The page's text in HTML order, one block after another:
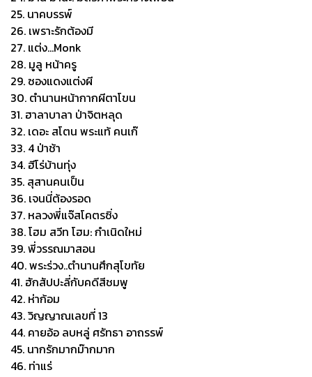
25. นาคบรรพ์
26. เพราะรักต้องมี
27. แต่ง...Monk
28. มูลู หน้าครู
29. ซองแดงแต่งผี
30. ตำนานหน้ากากผีตาโขน
31. ฮาลาบาลา ป่าจิตหลุด
32. เดอะ สโตน พระแท้ คนเก๊
33. 4 ป่าช้า
34. ฮีโร่บ้านทุ่ง
35. สุสานคนเป็น
36. เจนนี่ต้องรอด
37. หลวงพี่แจ๊สโคตรซิ่ง
38. โฮม สวีท โฮม: กำเนิดใหม่
39. พี่วรรณมาสอน
40. พระร่วง..ตำนานศึกสุโขทัย
41. ฮักสัปปะลี่กับคดีสีชมพู
42. ห่าก้อม
43. วิญญาณเลขที่ 13
44. คายอ้อ ลบหลู่ ศรัทธา อาถรรพ์
45. นากรักมากม๊ากมาก
46. ท่าแร่